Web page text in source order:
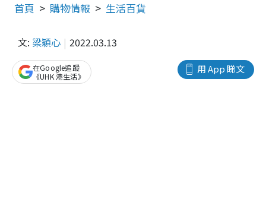
首頁 購物情報 生活百貨
文: 梁穎心 2022.03.13
用 App 睇文
在Google追蹤
《UHK 港生活》